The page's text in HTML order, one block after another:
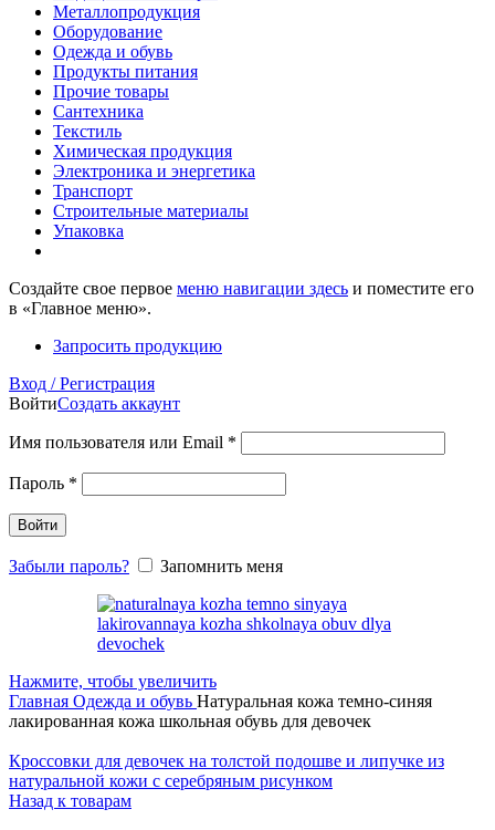
Металлопродукция
Оборудование
Одежда и обувь
Продукты питания
Прочие товары
Сантехника
Текстиль
Химическая продукция
Электроника и энергетика
Транспорт
Строительные материалы
Упаковка
Создайте свое первое меню навигации здесь и поместите его
в «Главное меню».
Запросить продукцию
Вход / Регистрация
ВойтиСоздать аккаунт
Имя пользователя или Email *
Пароль *
Войти
Забыли пароль? Запомнить меня
Нажмите, чтобы увеличить
Главная Одежда и обувь Натуральная кожа темно-синяя
лакированная кожа школьная обувь для девочек
Кроссовки для девочек на толстой подошве и липучке из
натуральной кожи с серебряным рисунком
Назад к товарам